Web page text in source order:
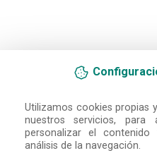
Utilizamos cookies propias
nuestros servicios,
personalizar el contenido
análisis de la navegación.